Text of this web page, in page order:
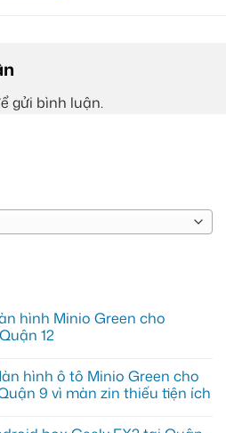
gửi bình luận.
hình Minio Green cho
12
hình ô tô Minio Green cho
9 vì màn zin thiếu tiện ích